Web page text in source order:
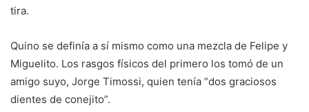
tira.
Quino se definía a sí mismo como una mezcla de Felipe y
Miguelito. Los rasgos físicos del primero los tomó de un
amigo suyo, Jorge Timossi, quien tenía “dos graciosos
dientes de conejito”.